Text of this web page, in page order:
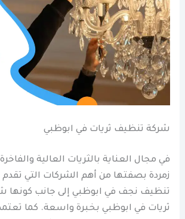
شركة تنظيف ثريات في ابوظبي
في مجال العناية بالثريات العالية
زمردة بصفتها من أهم الشركات التي
تنظيف نجف في ابوظبي إلى جانب كونها
ثريات في ابوظبي بخبرة واسعة. كما